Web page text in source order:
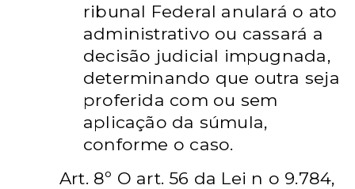
ribunal Federal anulará o ato
administrativo ou cassará a
decisão judicial impugnada,
determinando que outra seja
proferida com ou sem
aplicação da súmula,
conforme o caso.
Art. 8º O art. 56 da Lei n o 9.784,